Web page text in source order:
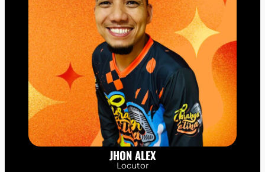
JHON ALEX
Locutor